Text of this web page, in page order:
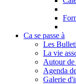
Ca se passe à
Les
La vie
Autour de
Agenda
Galerie